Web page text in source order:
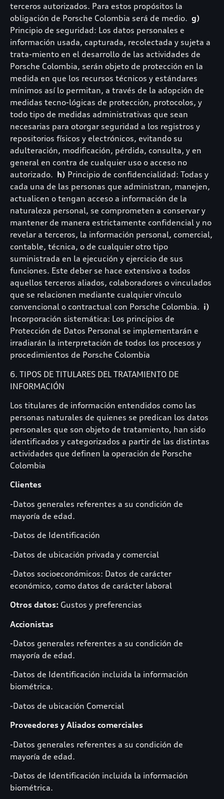
terceros autorizados. Para estos propósitos la
obligación de Porsche Colombia será de medio. g)
Principio de seguridad: Los datos personales e
información usada, capturada, recolectada y sujeta a
trata-miento en el desarrollo de las actividades de
Porsche Colombia, serán objeto de protección en la
medida en que los recursos técnicos y estándares
mínimos así lo permitan, a través de la adopción de
medidas tecno-lógicas de protección, protocolos, y
todo tipo de medidas administrativas que sean
necesarias para otorgar seguridad a los registros y
repositorios físicos y electrónicos, evitando su
adulteración, modificación, pérdida, consulta, y en
general en contra de cualquier uso o acceso no
autorizado. h) Principio de confidencialidad: Todas y
cada una de las personas que administran, manejen,
actualicen o tengan acceso a información de la
naturaleza personal, se comprometen a conservar y
mantener de manera estrictamente confidencial y no
revelar a terceros, la información personal, comercial,
contable, técnica, o de cualquier otro tipo
suministrada en la ejecución y ejercicio de sus
funciones. Este deber se hace extensivo a todos
aquellos terceros aliados, colaboradores o vinculados
que se relacionen mediante cualquier vínculo
convencional o contractual con Porsche Colombia. i)
Incorporación sistemática: Los principios de
Protección de Datos Personal se implementarán e
irradiarán la interpretación de todos los procesos y
procedimientos de Porsche Colombia
6. TIPOS DE TITULARES DEL TRATAMIENTO DE
INFORMACIÓN
Los titulares de información entendidos como las
personas naturales de quienes se predican los datos
personales que son objeto de tratamiento, han sido
identificados y categorizados a partir de las distintas
actividades que definen la operación de Porsche
Colombia
Clientes
-Datos generales referentes a su condición de
mayoría de edad.
-Datos de Identificación
-Datos de ubicación privada y comercial
-Datos socioeconómicos: Datos de carácter
económico, como datos de carácter laboral
Otros datos: Gustos y preferencias
Accionistas
-Datos generales referentes a su condición de
mayoría de edad.
-Datos de Identificación incluida la información
biométrica.
-Datos de ubicación Comercial
Proveedores y Aliados comerciales
-Datos generales referentes a su condición de
mayoría de edad.
-Datos de Identificación incluida la información
biométrica.